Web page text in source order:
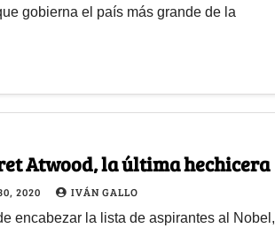
gobierna el país más grande de la
Atwood, la última hechicera
2020 IVÁN GALLO
encabezar la lista de aspirantes al Nobel,